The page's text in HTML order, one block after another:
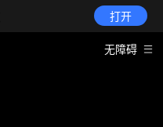
打开
无障碍